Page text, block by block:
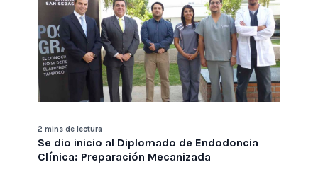
2 mins de lectura
Se dio inicio al Diplomado de Endodoncia
Clínica: Preparación Mecanizada